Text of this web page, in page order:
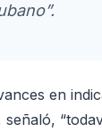
en